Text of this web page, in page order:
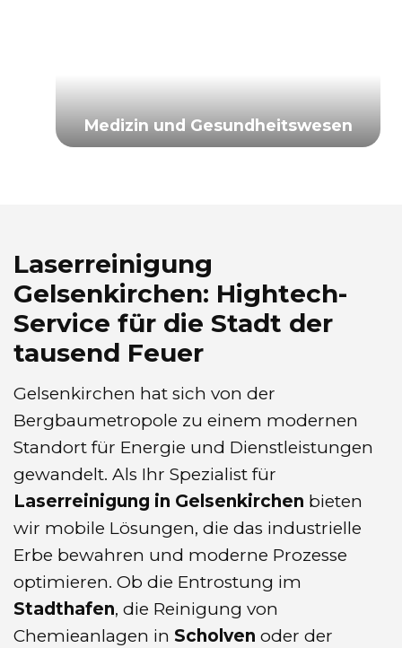
Medizin und Gesundheitswesen
Laserreinigung
Gelsenkirchen: Hightech-
Service für die Stadt der
tausend Feuer
Gelsenkirchen hat sich von der
Bergbaumetropole zu einem modernen
Standort für Energie und Dienstleistungen
gewandelt. Als Ihr Spezialist für
Laserreinigung in Gelsenkirchen bieten
wir mobile Lösungen, die das industrielle
Erbe bewahren und moderne Prozesse
optimieren. Ob die Entrostung im
Stadthafen, die Reinigung von
Chemieanlagen in Scholven oder der